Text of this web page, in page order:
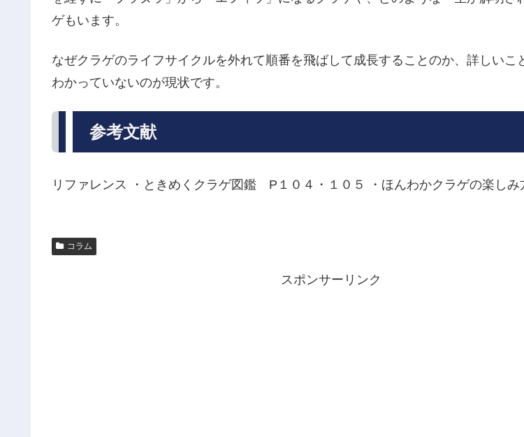
ゲもいます。
なぜクラゲのライフサイクルを外れて順番を飛ばして成長することのか、詳しいこ
わかっていないのが現状です。
参考文献
リファレンス ・ときめくクラゲ図鑑 P１０４・１０５ ・ほんわかクラゲの楽し
コラム
スポンサーリンク